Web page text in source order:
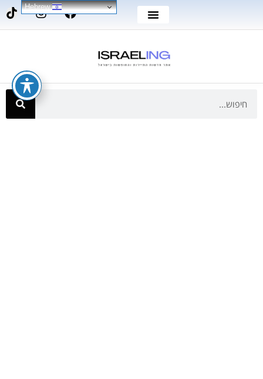
Hebrew